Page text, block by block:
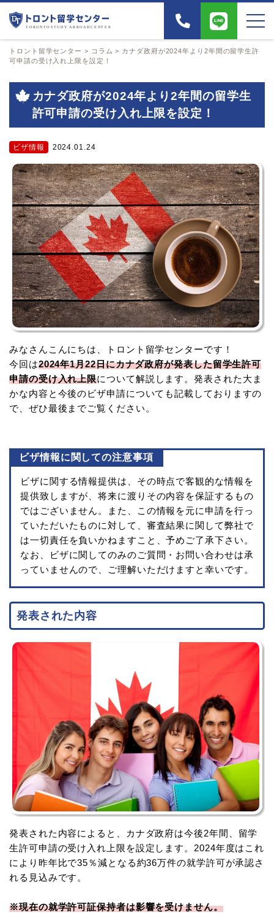
トロント留学センター > コラム > カナダ政府が2024年より2年間の留学生許
可申請の受け入れ上限を設定！
カナダ政府が2024年より2年間の留学生
許可申請の受け入れ上限を設定！
ビザ情報 2024.01.24
みなさんこんにちは、トロント留学センターです！
今回は2024年1月22日にカナダ政府が発表した留学生許可
申請の受け入れ上限について解説します。発表された大ま
かな内容と今後のビザ申請についても記載しておりますの
で、ぜひ最後までご覧ください。
ビザ情報に関しての注意事項
ビザに関する情報提供は、その時点で客観的な情報を
提供致しますが、将来に渡りその内容を保証するもの
ではございません。また、この情報を元に申請を行っ
ていただいたものに対して、審査結果に関して弊社で
は一切責任を負いかねますこと、予めご了承下さい。
なお、ビザに関してのみのご質問・お問い合わせは承
っていませんので、ご理解いただけますと幸いです。
発表された内容
発表された内容によると、カナダ政府は今後2年間、留学
生許可申請の受け入れ上限を設定します。2024年度はこれ
により昨年比で35％減となる約36万件の就学許可が承認さ
れる見込みです。
※現在の就学許可証保持者は影響を受けません。